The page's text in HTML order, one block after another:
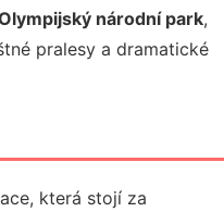
národní park,
pralesy a dramatické
která stojí za